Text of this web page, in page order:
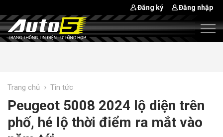
Đăng ký Đăng nhập
Trang chủ › Tin tức
Peugeot 5008 2024 lộ diện trên
phố, hé lộ thời điểm ra mắt vào